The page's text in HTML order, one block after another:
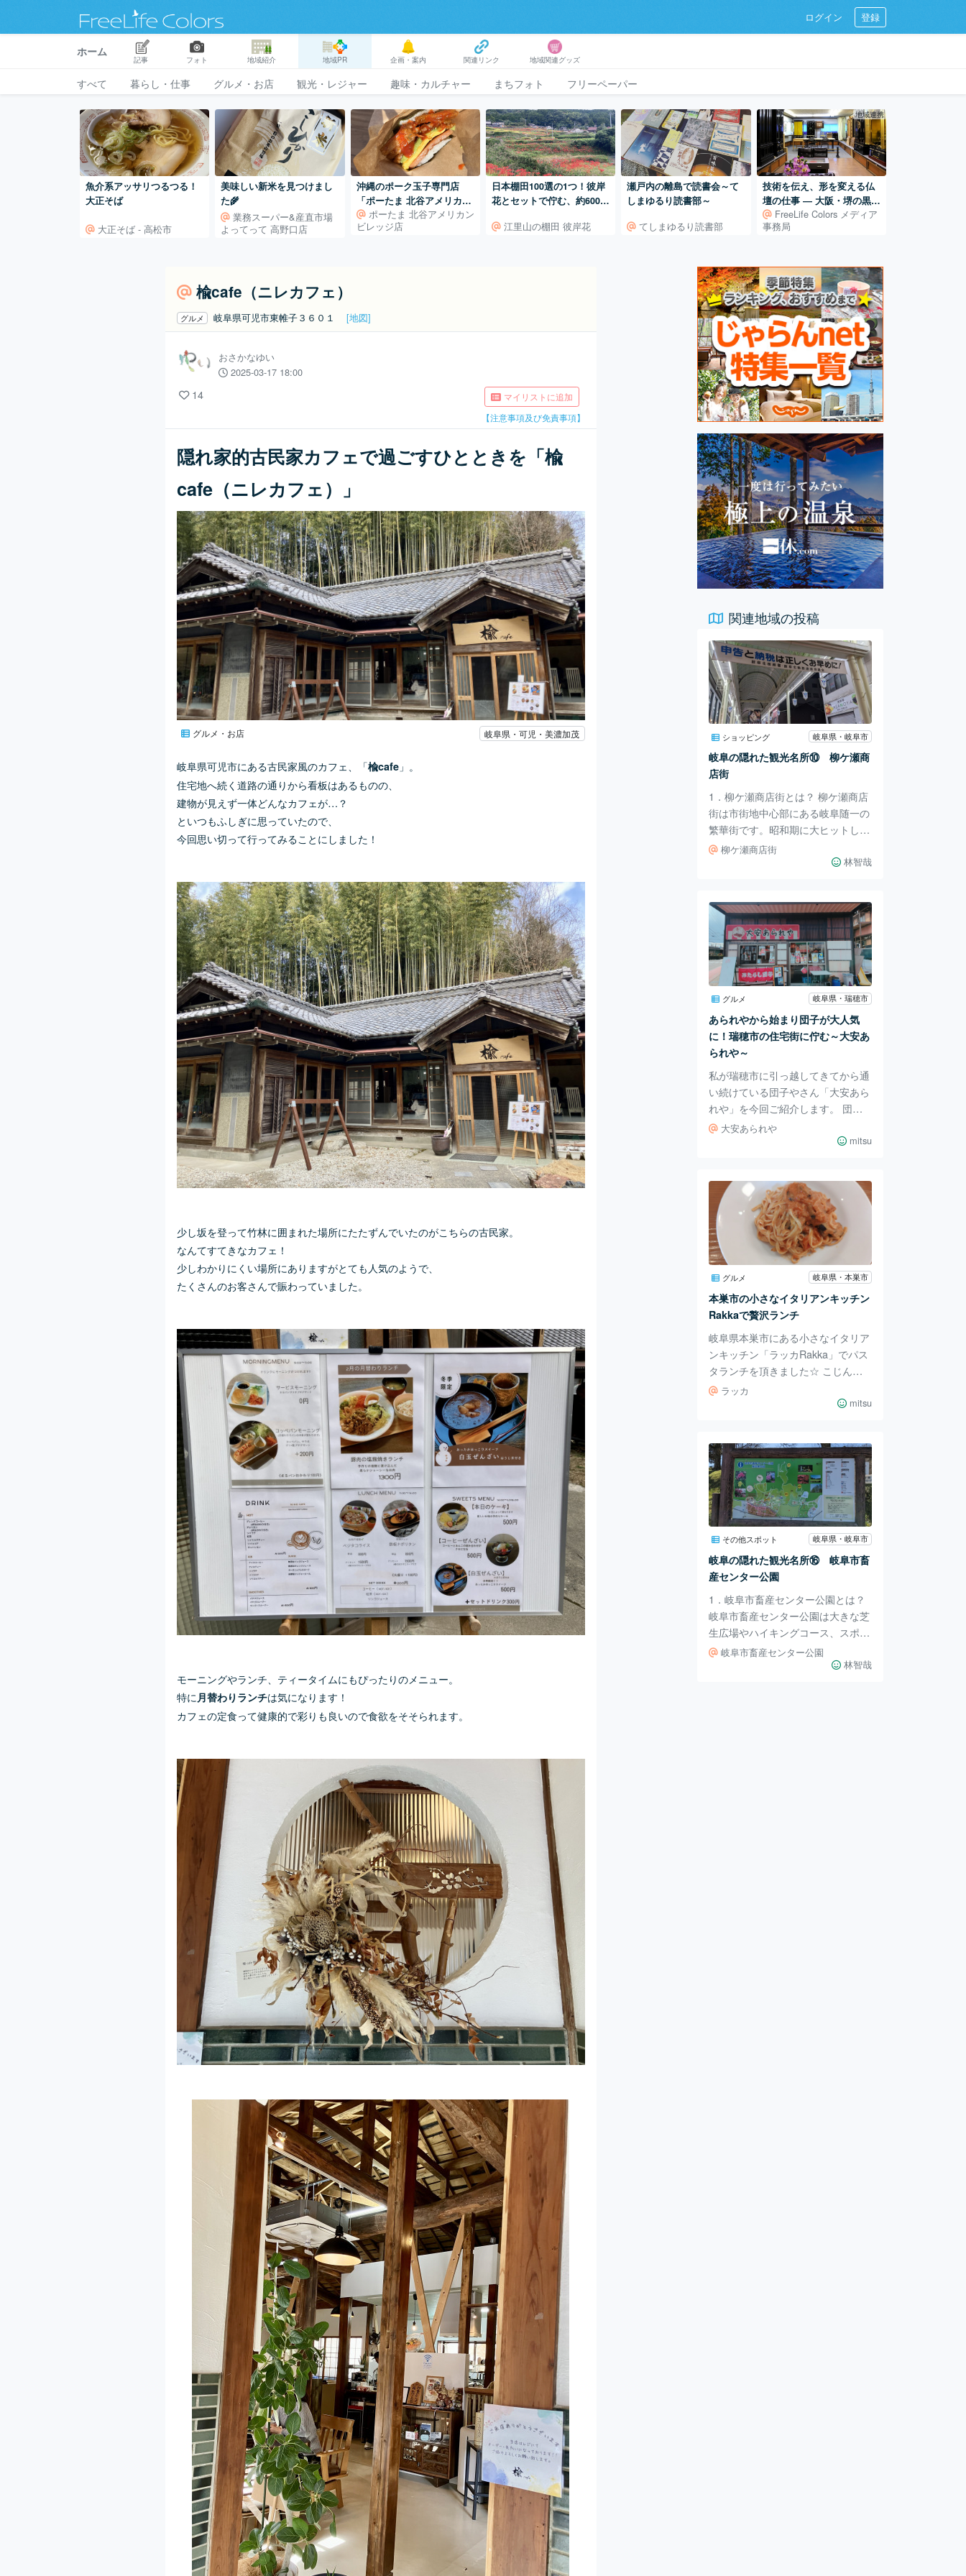
ログイン 登録
ホーム
記事 フォト 地域紹介 地域PR 企画・案内 関連リンク 地域関連グッズ
すべて 暮らし・仕事 グルメ・お店 観光・レジャー 趣味・カルチャー まちフォト フリーペーパー
魚介系アッサリつるつる！
大正そば
大正そば - 高松市
美味しい新米を見つけまし
た🌾
業務スーパー&産直市場
よってって 高野口店
沖縄のポーク玉子専門店
「ポーたま 北谷アメリカン
ビレッジ店」
ポーたま 北谷アメリカン
ビレッジ店
日本棚田100選の1つ！彼岸
花とセットで佇む、約600枚
江里山の棚田 彼岸花
瀬戸内の離島で読書会～て
しまゆるり読書部～
てしまゆるり読書部
地域連携
技術を伝え、形を変える仏
壇の仕事 ― 大阪・堺の黒澤
商店FreeLife Colors メディア
事務局
楡cafe（ニレカフェ）
グルメ 岐阜県可児市東帷子３６０１ [地図]
おさかなゆい
2025-03-17 18:00
14
マイリストに追加
【注意事項及び免責事項】
隠れ家的古民家カフェで過ごすひとときを「楡
cafe（ニレカフェ）」
グルメ・お店 岐阜県・可児・美濃加茂
岐阜県可児市にある古民家風のカフェ、「楡cafe」。
住宅地へ続く道路の通りから看板はあるものの、
建物が見えず一体どんなカフェが…？
といつもふしぎに思っていたので、
今回思い切って行ってみることにしました！
少し坂を登って竹林に囲まれた場所にたたずんでいたのがこちらの古民家。
なんてすてきなカフェ！
少しわかりにくい場所にありますがとても人気のようで、
たくさんのお客さんで賑わっていました。
モーニングやランチ、ティータイムにもぴったりのメニュー。
特に月替わりランチは気になります！
カフェの定食って健康的で彩りも良いので食欲をそそられます。
関連地域の投稿
ショッピング 岐阜県・岐阜市
岐阜の隠れた観光名所⑩ 柳ケ瀬商
店街
1．柳ケ瀬商店街とは？ 柳ケ瀬商店
街は市街地中心部にある岐阜随一の
繁華街です。昭和期に大ヒットした
「柳ヶ瀬ブルース」発祥の地でもあ
り、今なおこの曲のファンが訪れま
されており、雨の日でも安心して行
くことが出来ます。まだまだシャッ
ターの閉じている店が多いですが、
開いているお店はそれなりに賑わっ
ており、地方都市随一であるといえ
ます。 3．アクセス 柳ケ瀬商店街へ
はJR岐阜駅から岐阜バス｢N80高富｣
行をはじめとする行先番号｢N32｣～
柳ケ瀬商店街
林智哉
グルメ 岐阜県・瑞穂市
あられやから始まり団子が大人気
に！瑞穂市の住宅街に佇む～大安あ
られや～
私が瑞穂市に引っ越してきてから通
い続けている団子やさん「大安あら
れや」を今回ご紹介します。 団子
やなのに「あられや？」と思った方
も多いかもしれませんが、大安あら
店内に入ると、あられ以外にどこか
懐かしいお菓子がたくさん売られて
います。 当初はあられをメインで
販売されていたようですが、なかな
かお客さんが入らなかった過去が。
そこで団子の販売を始めたところS
NSでの口コミが広がり、団子の人
気が爆発したようです。 「あられ
や」なんですが、
大安あられや
mitsu
グルメ 岐阜県・本巣市
本巣市の小さなイタリアンキッチン
Rakkaで贅沢ランチ
岐阜県本巣市にある小さなイタリア
ンキッチン「ラッカRakka」でパス
タランチを頂きました☆ こじんま
りとしたお店ですが、店内はとても
かわいい雰囲気ですよ♪ ランチは1,
ン、デザート、ドリンクがついてい
てボリューム満点！ パスタかオム
ライス…どちらにするか迷いました
が、今回は手打ちパスタを選びまし
た。 まずは前菜から～ 前菜はサー
モンやピザ、サラダなどがついてい
て、とても満足な内容♡ パスタも
もっちりとした食感♪ ソースがとて
も絡んで
ラッカ
mitsu
その他スポット 岐阜県・岐阜市
岐阜の隠れた観光名所⑯ 岐阜市畜
産センター公園
1．岐阜市畜産センター公園とは？
岐阜市畜産センター公園は大きな芝
生広場やハイキングコース、スポー
ツ施設のあるレジャー施設です。入
場料が無料ということもあり、休日
岐阜市畜産センター公園
林智哉